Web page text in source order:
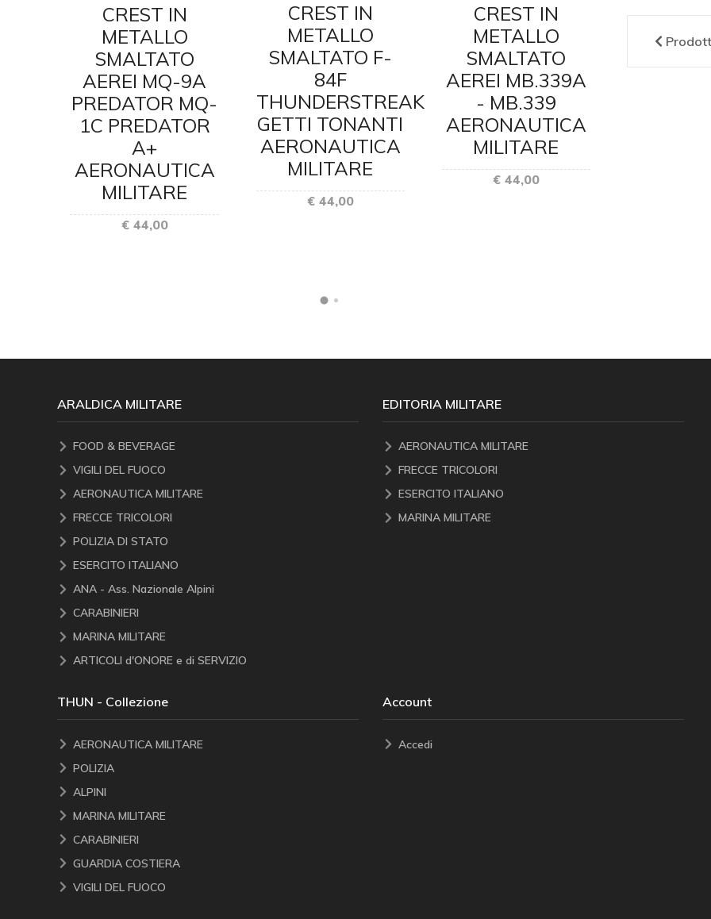
CREST IN
METALLO
SMALTATO
AEREI MQ-9A
PREDATOR MQ-
1C PREDATOR
A+
AERONAUTICA
MILITARE
€ 44,00
CREST IN
METALLO
SMALTATO F-
84F
THUNDERSTREAK
GETTI TONANTI
AERONAUTICA
MILITARE
€ 44,00
CREST IN
METALLO
SMALTATO
AEREI MB.339A
- MB.339
AERONAUTICA
MILITARE
€ 44,00
ARALDICA MILITARE
FOOD & BEVERAGE
VIGILI DEL FUOCO
AERONAUTICA MILITARE
FRECCE TRICOLORI
POLIZIA DI STATO
ESERCITO ITALIANO
ANA - Ass. Nazionale Alpini
CARABINIERI
MARINA MILITARE
ARTICOLI d'ONORE e di SERVIZIO
EDITORIA MILITARE
AERONAUTICA MILITARE
FRECCE TRICOLORI
ESERCITO ITALIANO
MARINA MILITARE
THUN - Collezione
AERONAUTICA MILITARE
POLIZIA
ALPINI
MARINA MILITARE
CARABINIERI
GUARDIA COSTIERA
VIGILI DEL FUOCO
Account
Accedi